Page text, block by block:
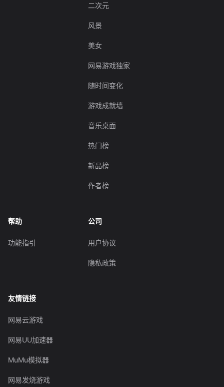
二次元
风景
美女
网易游戏独家
随时间变化
游戏成就墙
音乐桌面
热门榜
新品榜
作者榜
帮助
功能指引
公司
用户协议
隐私政策
友情链接
网易云游戏
网易UU加速器
MuMu模拟器
网易发烧游戏